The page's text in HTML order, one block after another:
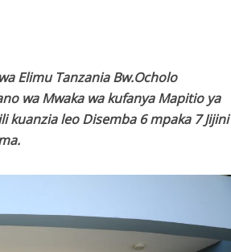
Elimu Tanzania Bw.Ocholo
wa Mwaka wa kufanya Mapitio ya
kuanzia leo Disemba 6 mpaka 7 Jijini